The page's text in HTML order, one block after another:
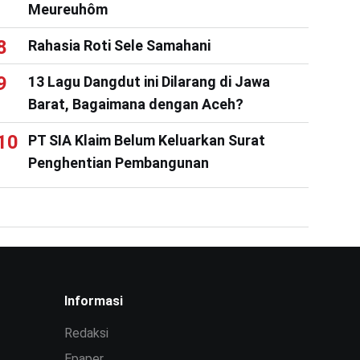
Meureuhôm
Rahasia Roti Sele Samahani
13 Lagu Dangdut ini Dilarang di Jawa
Barat, Bagaimana dengan Aceh?
PT SIA Klaim Belum Keluarkan Surat
Penghentian Pembangunan
Informasi
Redaksi